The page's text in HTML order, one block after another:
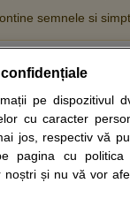
semnele si
analize
alte informatii despre
si analizelor medicale.
de programari la
confidențiale
pe dispozitivul
cu caracter
jos, respectiv vă
pagina cu politica
noștri și nu vă vor